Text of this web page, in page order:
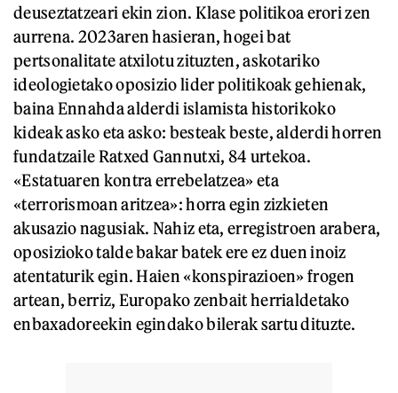
deuseztatzeari ekin zion. Klase politikoa erori zen
aurrena. 2023aren hasieran, hogei bat
pertsonalitate atxilotu zituzten, askotariko
ideologietako oposizio lider politikoak gehienak,
baina Ennahda alderdi islamista historikoko
kideak asko eta asko: besteak beste, alderdi horren
fundatzaile Ratxed Gannutxi, 84 urtekoa.
«Estatuaren kontra errebelatzea» eta
«terrorismoan aritzea»: horra egin zizkieten
akusazio nagusiak. Nahiz eta, erregistroen arabera,
oposizioko talde bakar batek ere ez duen inoiz
atentaturik egin. Haien «konspirazioen» frogen
artean, berriz, Europako zenbait herrialdetako
enbaxadoreekin egindako bilerak sartu dituzte.